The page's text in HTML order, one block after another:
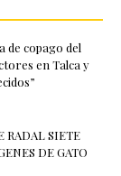
de copago del
en Talca y
RADAL SIETE
DE GATO